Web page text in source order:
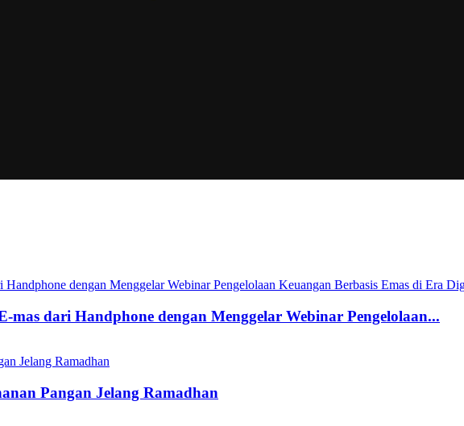
dari Handphone dengan Menggelar Webinar Pengelolaan...
Pangan Jelang Ramadhan